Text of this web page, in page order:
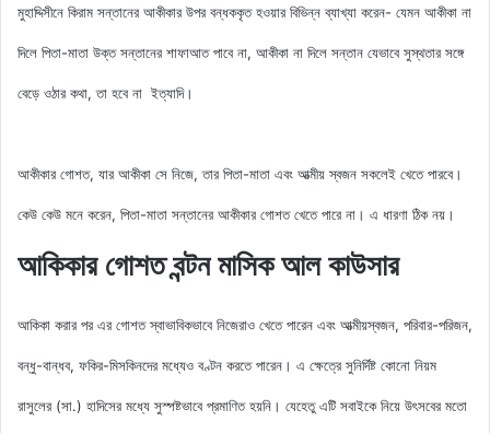
মুহাদ্দিসীনে কিরাম সন্তানের আকীকার উপর বন্ধককৃত হওয়ার বিভিন্ন ব্যাখ্যা করেন- যেমন আকীকা না
দিলে পিতা-মাতা উক্ত সন্তানের শাফাআত পাবে না, আকীকা না দিলে সন্তান যেভাবে সুস্থতার সঙ্গে
বেড়ে ওঠার কথা, তা হবে না ইত্যাদি।
আকীকার গোশত, যার আকীকা সে নিজে, তার পিতা-মাতা এবং আত্মীয় স্বজন সকলেই খেতে পারবে।
কেউ কেউ মনে করেন, পিতা-মাতা সন্তানের আকীকার গোশত খেতে পারে না। এ ধারণা ঠিক নয়।
আকিকার গোশত বন্টন মাসিক আল কাউসার
আকিকা করার পর এর গোশত স্বাভাবিকভাবে নিজেরাও খেতে পারেন এবং আত্মীয়স্বজন, পরিবার-পরিজন,
বন্ধু-বান্ধব, ফকির-মিসকিনদের মধ্যেও বণ্টন করতে পারেন। এ ক্ষেত্রে সুনির্দিষ্ট কোনো নিয়ম
রাসুলের (সা.) হাদিসের মধ্যে সুস্পষ্টভাবে প্রমাণিত হয়নি। যেহেতু এটি সবাইকে নিয়ে উৎসবের মতো